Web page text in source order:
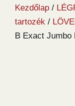
Kezdőlap /
tartozék /
B Exact Jumbo